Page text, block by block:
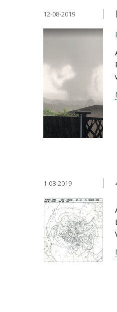
12-08-2019
1-08-2019